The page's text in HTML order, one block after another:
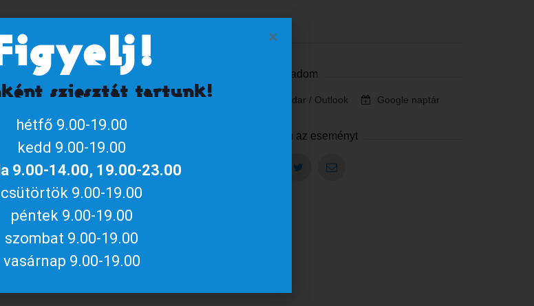
nem biztosított alkalmak).
és az érkező csoportok
is):
valamilyen
Szervező
Naptárhoz adom
iCalendar / Outlook Google naptár
Megosztom az eseményt
sziesztát tartunk!
hétfő 9.00-19.00
kedd 9.00-19.00
9.00-14.00, 19.00-23.00
csütörtök 9.00-19.00
péntek 9.00-19.00
szombat 9.00-19.00
vasárnap 9.00-19.00